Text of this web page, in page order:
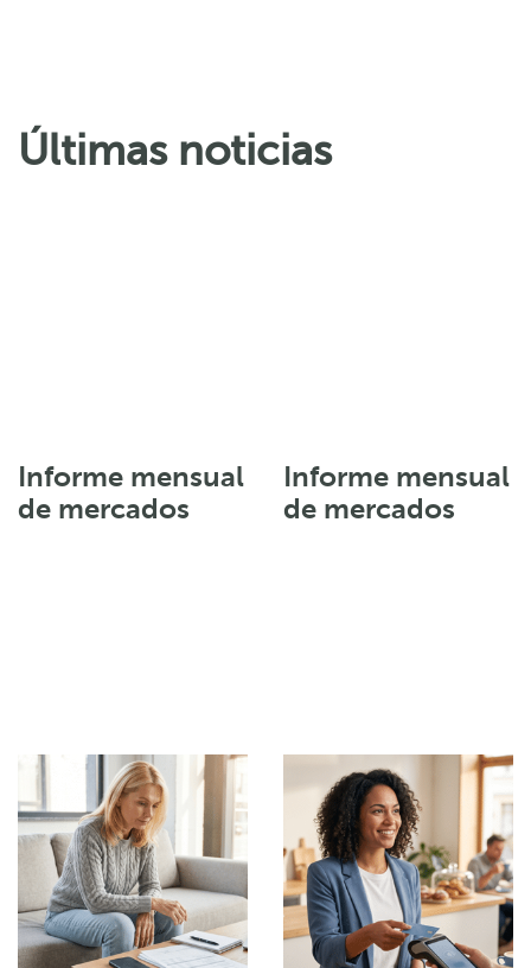
Últimas noticias
Informe mensual
de mercados
Informe mensual
de mercados